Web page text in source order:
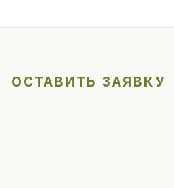
ОСТАВИТЬ ЗАЯВКУ